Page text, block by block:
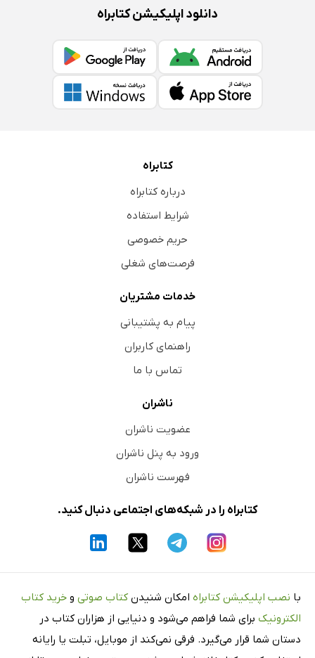
دانلود اپلیکیشن کتابراه
کتابراه
درباره کتابراه
شرایط استفاده
حریم خصوصی
فرصت‌های شغلی
خدمات مشتریان
پیام به پشتیبانی
راهنمای کاربران
تماس با ما
ناشران
عضویت ناشران
ورود به پنل ناشران
فهرست ناشران
کتابراه را در شبکه‌های اجتماعی دنبال کنید.
با نصب اپلیکیشن کتابراه امکان شنیدن کتاب صوتی و خرید کتاب
الکترونیک برای شما فراهم می‌شود و دنیایی از هزاران کتاب در
دستان شما قرار می‌گیرد. فرقی نمی‌کند از موبایل، تبلت یا رایانه